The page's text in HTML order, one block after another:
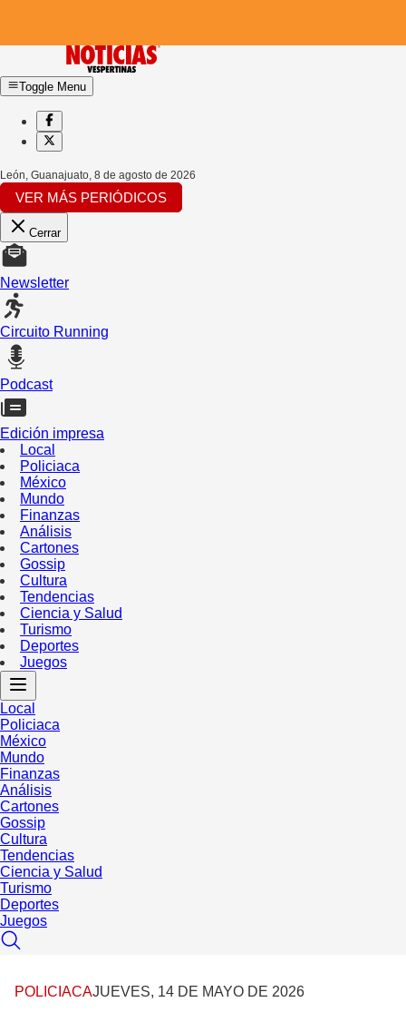
Toggle Menu
León, Guanajuato, 8 de agosto de 2026
VER MÁS PERIÓDICOS
Cerrar
Newsletter
Circuito Running
Podcast
Edición impresa
Local
Policiaca
México
Mundo
Finanzas
Análisis
Cartones
Gossip
Cultura
Tendencias
Ciencia y Salud
Turismo
Deportes
Juegos
Local
Policiaca
México
Mundo
Finanzas
Análisis
Cartones
Gossip
Cultura
Tendencias
Ciencia y Salud
Turismo
Deportes
Juegos
POLICIACAJUEVES, 14 DE MAYO DE 2026